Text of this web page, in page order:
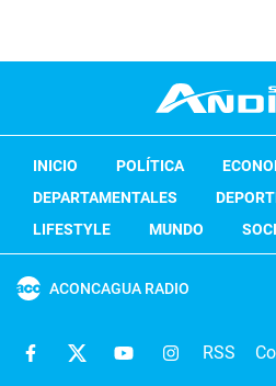
INICIO POLÍTICA
DEPARTAMENTALES
LIFESTYLE
MUNDO
ACONCAGUA RADIO
RSS